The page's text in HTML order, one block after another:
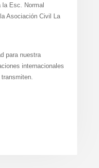
Esc. Normal
Asociación Civil La
para nuestra
internacionales